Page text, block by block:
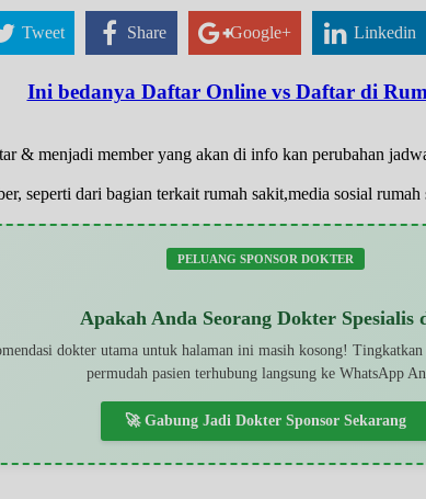
Tweet Share Google+ Linkedin
Ini bedanya Daftar Online vs Daftar di
& menjadi member yang akan di info kan perubahan
seperti dari bagian terkait rumah sakit,media sosial
PELUANG SPONSOR DOKTER
Apakah Anda Seorang Dokter Spesialis
dokter utama untuk halaman ini masih kosong!
permudah pasien terhubung langsung ke WhatsApp
🚀 Gabung Jadi Dokter Sponsor Sekarang